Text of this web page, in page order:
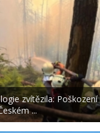
zvítězila: Poškození
...